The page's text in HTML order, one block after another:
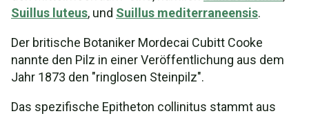
Suillus luteus, und Suillus mediterraneensis.
Der britische Botaniker Mordecai Cubitt Cooke
nannte den Pilz in einer Veröffentlichung aus dem
Jahr 1873 den "ringlosen Steinpilz".
Das spezifische Epitheton collinitus stammt aus